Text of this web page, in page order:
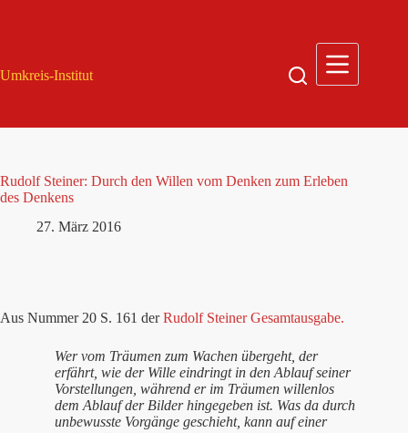
Umkreis-Institut
Rudolf Steiner: Durch den Willen vom Denken zum Erleben
des Denkens
27. März 2016
Aus Nummer 20 S. 161 derRudolf Steiner Gesamtausgabe.
Wer vom Träumen zum Wachen übergeht, der
erfährt, wie der Wille eindringt in den Ablauf seiner
Vorstellungen, während er im Träumen willenlos
dem Ablauf der Bilder hingegeben ist. Was da durch
unbewusste Vorgänge geschieht, kann auf einer